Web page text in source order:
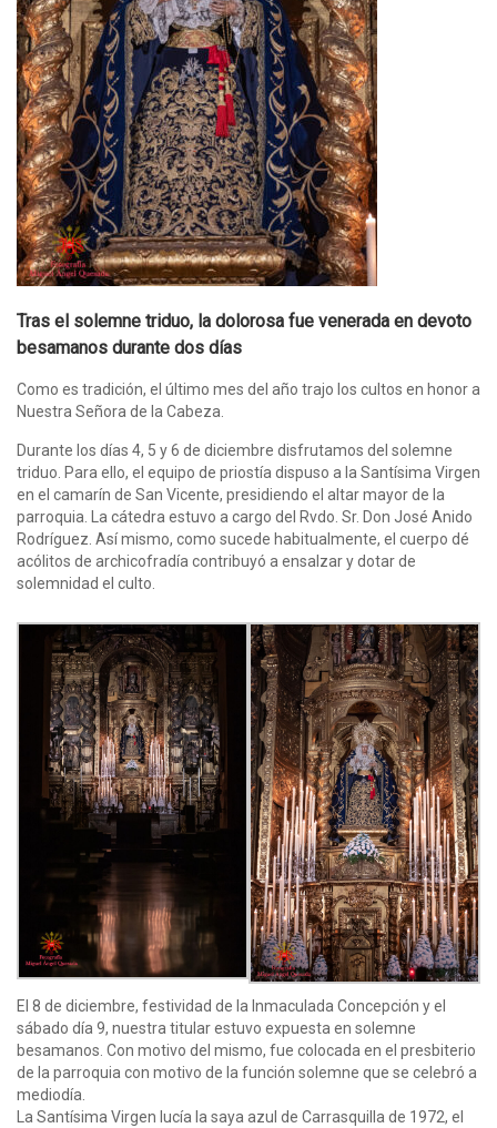
Tras el solemne triduo, la dolorosa fue venerada en devoto
besamanos durante dos días
Como es tradición, el último mes del año trajo los cultos en honor a
Nuestra Señora de la Cabeza.
Durante los días 4, 5 y 6 de diciembre disfrutamos del solemne
triduo. Para ello, el equipo de priostía dispuso a la Santísima Virgen
en el camarín de San Vicente, presidiendo el altar mayor de la
parroquia. La cátedra estuvo a cargo del Rvdo. Sr. Don José Anido
Rodríguez. Así mismo, como sucede habitualmente, el cuerpo dé
acólitos de archicofradía contribuyó a ensalzar y dotar de
solemnidad el culto.
El 8 de diciembre, festividad de la Inmaculada Concepción y el
sábado día 9, nuestra titular estuvo expuesta en solemne
besamanos. Con motivo del mismo, fue colocada en el presbiterio
de la parroquia con motivo de la función solemne que se celebró a
mediodía.
La Santísima Virgen lucía la saya azul de Carrasquilla de 1972, el